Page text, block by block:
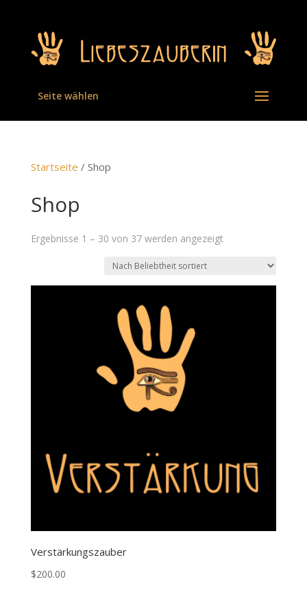
Seite wählen
Startseite / Shop
Shop
Ergebnisse 1 – 30 von 37 werden angezeigtSorted
Verstärkungszauber
$200.00